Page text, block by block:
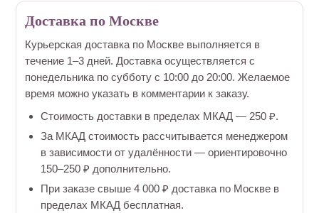
Доставка по Москве
Курьерская доставка по Москве выполняется в
течение 1–3 дней. Доставка осуществляется с
понедельника по субботу с 10:00 до 20:00. Желаемое
время можно указать в комментарии к заказу.
Стоимость доставки в пределах МКАД — 250 ₽.
За МКАД стоимость рассчитывается менеджером
в зависимости от удалённости — ориентировочно
150–250 ₽ дополнительно.
При заказе свыше 4 000 ₽ доставка по Москве в
пределах МКАД бесплатная.